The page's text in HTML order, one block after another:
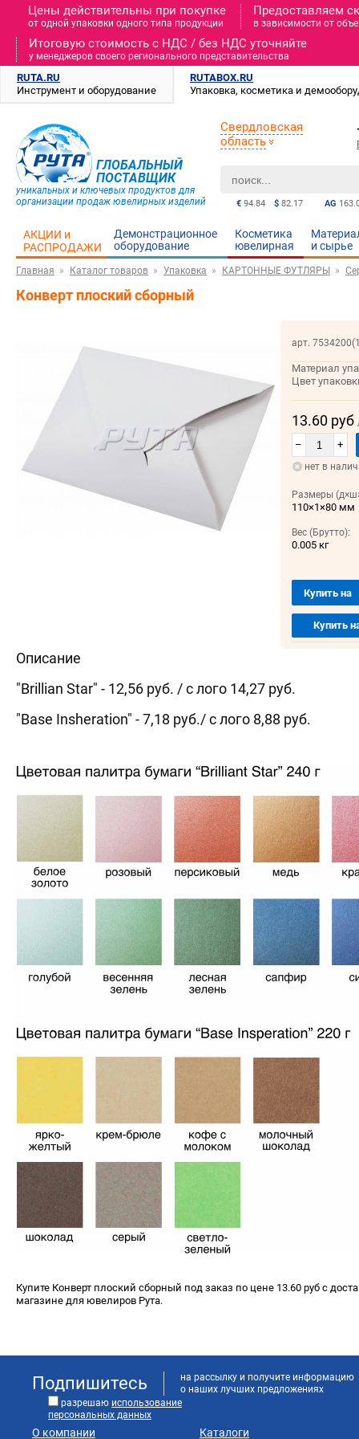
Цены действительны при покупке
от одной упаковки одного типа продукции
Предоставляем
в зависимости от
Итоговую стоимость c НДС / без НДС уточняйте
у менеджеров своего регионального представительства
RUTA.RU
Инструмент и оборудование
RUTABOX.RU
Упаковка, косметика и
ГЛОБАЛЬНЫЙ
ПОСТАВЩИК
уникальных и ключевых продуктов для
организации продаж ювелирных изделий
AG
€ 94.84 $ 82.17
Свердловская
область
АКЦИИ и
РАСПРОДАЖИ
Демонстрационное
оборудование
Косметика
ювелирная
и cырье
Главная Каталог товаров Упаковка КАРТОННЫЕ ФУТЛЯРЫ
Конверт плоский сборный
арт.
Материал
Цвет
13.60 руб
– +
нет в
Размеры
110×1×80 мм
Вес (Брутто):
0.005 кг
Купить на
Купить
Описание
"Brillian Star" - 12,56 руб. / с лого 14,27 руб.
"Base Insheration" - 7,18 руб./ с лого 8,88 руб.
Купите Конверт плоский сборный под заказ по цене 13.60 руб с
магазине для ювелиров Рута.
Подпишитесь
на рассылку и получите информацию
о наших лучших предложениях
разрешаю использование
персональных данных
О компании Каталоги